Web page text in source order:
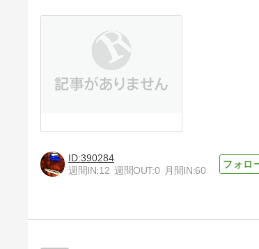
390284
週間IN:12 週間OUT:0 月間IN:60